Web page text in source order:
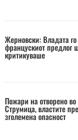
Жерновски: Владата
францускиот предлог
критикуваше
Пожари на отворено
Струмица, властите
зголемена опасност